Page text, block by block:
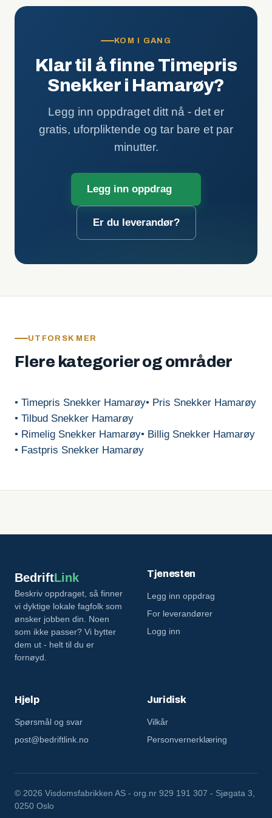
KOM I GANG
Klar til å finne Timepris
Snekker i Hamarøy?
Legg inn oppdraget ditt nå - det er
gratis, uforpliktende og tar bare et par
minutter.
Legg inn oppdrag
Er du leverandør?
UTFORSK MER
Flere kategorier og områder
• Timepris Snekker Hamarøy• Pris Snekker Hamarøy
• Tilbud Snekker Hamarøy
• Rimelig Snekker Hamarøy• Billig Snekker Hamarøy
• Fastpris Snekker Hamarøy
BedriftLink
Beskriv oppdraget, så finner
vi dyktige lokale fagfolk som
ønsker jobben din. Noen
som ikke passer? Vi bytter
dem ut - helt til du er
fornøyd.
Tjenesten
Legg inn oppdrag
For leverandører
Logg inn
Hjelp
Spørsmål og svar
post@bedriftlink.no
Juridisk
Vilkår
Personvernerklæring
© 2026 Visdomsfabrikken AS - org.nr 929 191 307 - Sjøgata 3,
0250 Oslo